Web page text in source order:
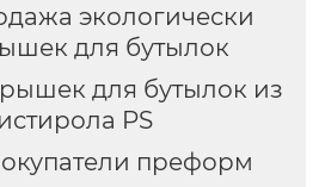
экологически
для бутылок
для бутылок из
PS
преформ